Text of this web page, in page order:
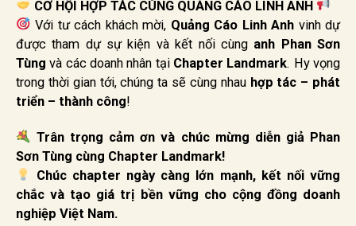
CƠ HỘI HỢP TÁC CÙNG QUẢNG CÁO LINH ANH
Với tư cách khách mời, Quảng Cáo Linh Anh vinh dự
được tham dự sự kiện và kết nối cùng anh Phan Sơn
Tùng và các doanh nhân tại Chapter Landmark. Hy vọng
trong thời gian tới, chúng ta sẽ cùng nhau hợp tác – phát
triển – thành công!
Trân trọng cảm ơn và chúc mừng diễn giả Phan
Sơn Tùng cùng Chapter Landmark!
Chúc chapter ngày càng lớn mạnh, kết nối vững
chắc và tạo giá trị bền vững cho cộng đồng doanh
nghiệp Việt Nam.